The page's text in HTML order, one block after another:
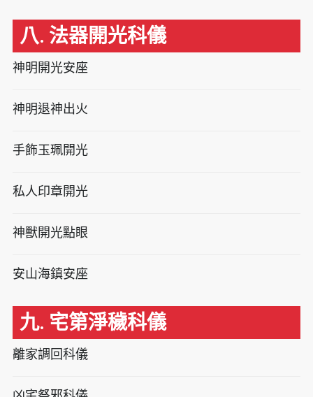
八. 法器開光科儀
神明開光安座
神明退神出火
手飾玉珮開光
私人印章開光
神獸開光點眼
安山海鎮安座
九. 宅第淨穢科儀
離家調回科儀